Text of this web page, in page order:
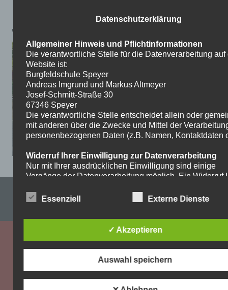
IMG-20240429-WA0019
Datenschutzerklärung
Allgemeiner Hinweis und Pflichtinformationen
Die verantwortliche Stelle für die Datenverarbeitung auf
Website ist:
Burgfeldschule Speyer
Andreas Imgrund und Markus Altmeyer
Josef-Schmitt-Straße 30
67346 Speyer
Die verantwortliche Stelle entscheidet allein oder
mit anderen über die Zwecke und Mittel der
personenbezogenen Daten (z.B. Namen, Kontaktdaten
Widerruf Ihrer Einwilligung zur Datenverarbeitung
Nur mit Ihrer ausdrücklichen Einwilligung sind einige
Vorgänge der Datenverarbeitung möglich. Ein Widerruf
Widerruf genügt eine formlose Mitteilung per E-Mail. Die
Recht auf Beschwerde bei der zuständigen
Aufsichtsbehörde
Als Betroffener steht Ihnen im Falle eines
der zuständigen Aufsichtsbehörde zu. Zuständige
Aufsichtsbehörde bezüglich datenschutzrechtlicher
Essenziell Externe Dienste
✓ Akzeptieren
Auswahl speichern